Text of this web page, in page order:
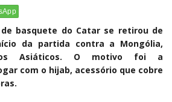
basquete do Catar se retirou de
da partida contra a Mongólia,
Asiáticos. O motivo foi a
com o hijab, acessório que cobre